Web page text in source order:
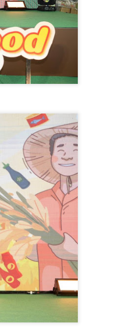
วัล
าม
นการ
นา
GOV
ำเร็จ
ใน
งคนที่
างวัล
AUG
6
ศน. ร่วมกับจังหวัด
จัดกิจกรรม “พลังศ
ถวายเทียนพรรษา 2
แผ่นดิน สานสัมพันธ์
ไทย – มาเลเซีย” เ
ชวนพุทธศาสนิกชน
ละ เลิกอบายมุข เนื่
เทศกาลเข้าพรรษา
ศน.
สู่